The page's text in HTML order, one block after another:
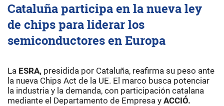
Cataluña participa en la nueva ley
de chips para liderar los
semiconductores en Europa
La ESRA, presidida por Cataluña, reafirma su peso ante
la nueva Chips Act de la UE. El marco busca potenciar
la industria y la demanda, con participación catalana
mediante el Departamento de Empresa y ACCIÓ.